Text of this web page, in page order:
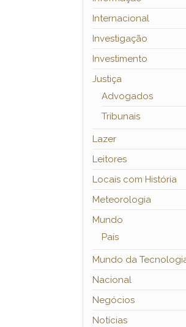
Internacional
Investigação
Investimento
Justiça
Advogados
Tribunais
Lazer
Leitores
Locais com História
Meteorologia
Mundo
País
Mundo da
Nacional
Negócios
Notícias